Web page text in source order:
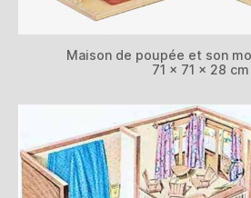
Maison de poupée et son
71 x 71 x 28 cm